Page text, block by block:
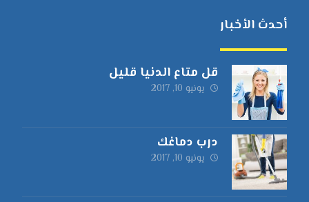
أحدث الأخبار
قل متاع الدنيا قليل
يونيو 10, 2017
درب دماغك
يونيو 10, 2017